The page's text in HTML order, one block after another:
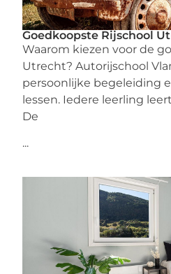
Goedkoopste Rijschool
Waarom kiezen voor de
Utrecht? Autorijschool
persoonlijke begeleiding
lessen. Iedere leerling
De
...